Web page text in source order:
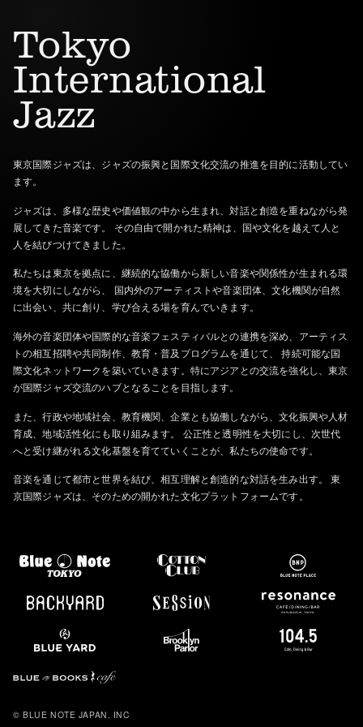
Tokyo
International
Jazz
東京国際ジャズは、ジャズの振興と国際文化交流の推進を目的に活動してい
ます。
ジャズは、多様な歴史や価値観の中から生まれ、対話と創造を重ねながら発
展してきた音楽です。
その自由で開かれた精神は、国や文化を越えて人と
人を結びつけてきました。
私たちは東京を拠点に、継続的な協働から新しい音楽や関係性が生まれる環
境を大切にしながら、
国内外のアーティストや音楽団体、文化機関が自然
に出会い、共に創り、学び合える場を育んでいきます。
海外の音楽団体や国際的な音楽フェスティバルとの連携を深め、アーティス
トの相互招聘や共同制作、教育・普及プログラムを通じて、
持続可能な国
際文化ネットワークを築いていきます。特にアジアとの交流を強化し、東京
が国際ジャズ交流のハブとなることを目指します。
また、行政や地域社会、教育機関、企業とも協働しながら、文化振興や人材
育成、地域活性化にも取り組みます。
公正性と透明性を大切にし、次世代
へと受け継がれる文化基盤を育てていくことが、私たちの使命です。
音楽を通じて都市と世界を結び、相互理解と創造的な対話を生み出す。
東
京国際ジャズは、そのための開かれた文化プラットフォームです。
© BLUE NOTE JAPAN. INC